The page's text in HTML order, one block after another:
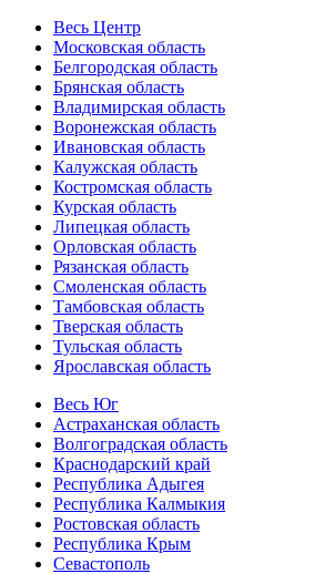
Весь Центр
Московская область
Белгородская область
Брянская область
Владимирская область
Воронежская область
Ивановская область
Калужская область
Костромская область
Курская область
Липецкая область
Орловская область
Рязанская область
Смоленская область
Тамбовская область
Тверская область
Тульская область
Ярославская область
Весь Юг
Астраханская область
Волгоградская область
Краснодарский край
Республика Адыгея
Республика Калмыкия
Ростовская область
Республика Крым
Севастополь